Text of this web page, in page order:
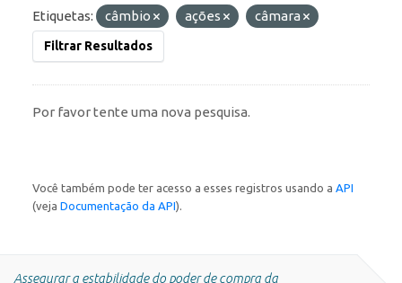
Etiquetas: câmbio ações câmara
Filtrar Resultados
Por favor tente uma nova pesquisa.
Você também pode ter acesso a esses registros usando a API
(veja Documentação da API).
Assegurar a estabilidade do poder de compra da